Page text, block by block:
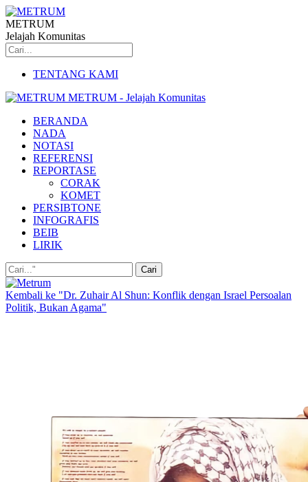
METRUM
Jelajah Komunitas
TENTANG KAMI
METRUM - Jelajah Komunitas
BERANDA
NADA
NOTASI
REFERENSI
REPORTASE
CORAK
KOMET
PERSIBTONE
INFOGRAFIS
BEIB
LIRIK
Kembali ke "Dr. Zuhair Al Shun: Konflik dengan Israel Persoalan
Politik, Bukan Agama"